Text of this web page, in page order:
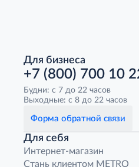
Для бизнеса
+7 (800) 700 10
Будни: с 7 до 22 часов
Выходные: с 8 до 22 часов
Форма обратной связи
Для себя
Интернет-магазин
Стань клиентом METRO